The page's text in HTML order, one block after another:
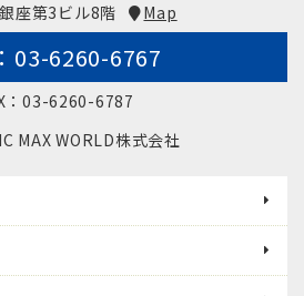
座第3ビル8階
Map
03-6260-6767
：03-6260-6787
MAX WORLD株式会社